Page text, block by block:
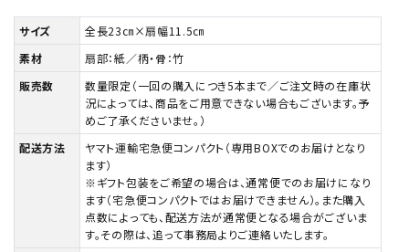
サイズ
全長23㎝×扇幅11.5㎝
素材
扇部：紙／柄・骨：竹
販売数
数量限定（一回の購入につき5本まで／ご注文時の在庫状
況によっては、商品をご用意できない場合もございます。予
めご了承くださいませ。）
配送方法
ヤマト運輸宅急便コンパクト（専用BOXでのお届けとなり
ます）
※ギフト包装をご希望の場合は、通常便でのお届けになり
ます（宅急便コンパクトではお届けできません）。また購入
点数によっても、配送方法が通常便となる場合がございま
す。その際は、追って事務局よりご連絡いたします。